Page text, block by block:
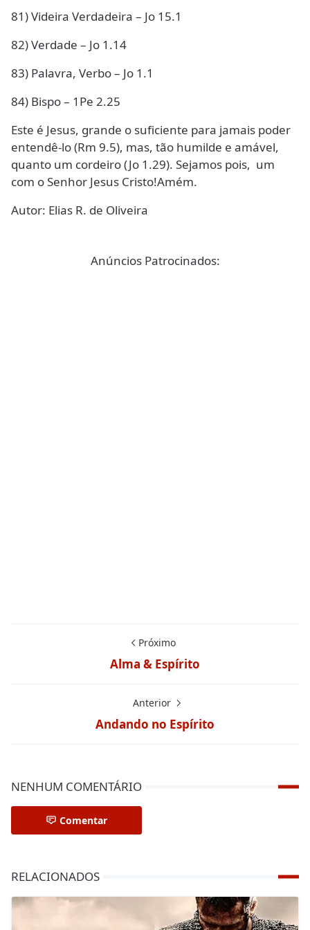
81) Videira Verdadeira – Jo 15.1
82) Verdade – Jo 1.14
83) Palavra, Verbo – Jo 1.1
84) Bispo – 1Pe 2.25
Este é Jesus, grande o suficiente para jamais poder
entendê-lo (Rm 9.5), mas, tão humilde e amável,
quanto um cordeiro (Jo 1.29). Sejamos pois, um
com o Senhor Jesus Cristo!Amém.
Autor: Elias R. de Oliveira
Anúncios Patrocinados:
Próximo
Alma & Espírito
Anterior
Andando no Espírito
NENHUM COMENTÁRIO
Comentar
RELACIONADOS